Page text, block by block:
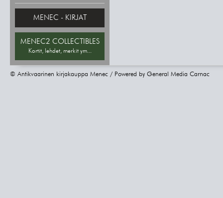
MENEC - KIRJAT
MENEC2 COLLECTIBLES
Kortit, lehdet, merkit ym...
© Antikvaarinen kirjakauppa Menec / Powered by General Media Carnac